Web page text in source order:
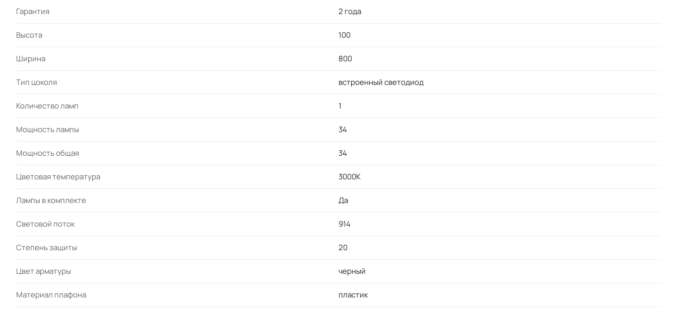
Гарантия 2 года
Высота 100
Ширина 800
Тип цоколя встроенный светодиод
Количество ламп 1
Мощность лампы 34
Мощность общая 34
Цветовая температура 3000K
Лампы в комплекте Да
Световой поток 914
Степень защиты 20
Цвет арматуры черный
Материал плафона пластик